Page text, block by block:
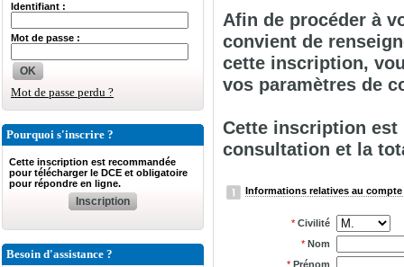
Identifiant :
Mot de passe :
OK
Mot de passe perdu ?
Pourquoi s'inscrire ?
Cette inscription est recommandée
pour télécharger le DCE et obligatoire
pour répondre en ligne.
Inscription
Besoin d'assistance ?
Afin de procéder à
convient de
cette inscription,
vos paramètres de
Cette inscription est
consultation et la
Informations relatives au
* Civilité
* Nom
* Prénom